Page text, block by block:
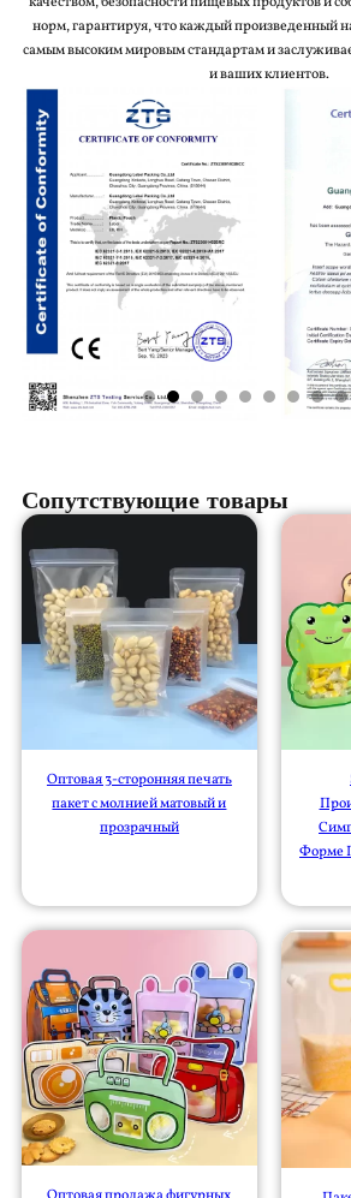
норм, гарантируя, что каждый произведенный
самым высоким мировым стандартам и
и ваших клиентов.
Сопутствующие товары
Оптовая 3-сторонняя печать
пакет с молнией матовый и
прозрачный
Форме